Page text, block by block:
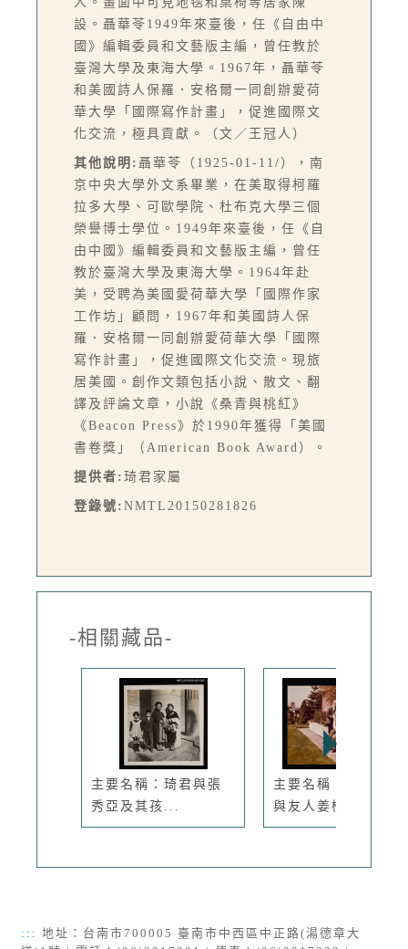
設。聶華苓1949年來臺後，任《自由中
國》編輯委員和文藝版主編，曾任教於
臺灣大學及東海大學。1967年，聶華苓
和美國詩人保羅．安格爾一同創辦愛荷
華大學「國際寫作計畫」，促進國際文
化交流，極具貢獻。（文／王冠人）
其他說明: 聶華苓（1925-01-11/），南
京中央大學外文系畢業，在美取得柯羅
拉多大學、可歐學院、杜布克大學三個
榮譽博士學位。1949年來臺後，任《自
由中國》編輯委員和文藝版主編，曾任
教於臺灣大學及東海大學。1964年赴
美，受聘為美國愛荷華大學「國際作家
工作坊」顧問，1967年和美國詩人保
羅．安格爾一同創辦愛荷華大學「國際
寫作計畫」，促進國際文化交流。現旅
居美國。創作文類包括小說、散文、翻
譯及評論文章，小說《桑青與桃紅》
《Beacon Press》於1990年獲得「美國
書卷獎」（American Book Award）。
提供者: 琦君家屬
登錄號: NMTL20150281826
-相關藏品-
主要名稱：琦君與張
秀亞及其孩...
主要名稱：琦君夫婦
與友人姜樵...
::: 地址：台南市700005 臺南市中西區中正路(湯德章大